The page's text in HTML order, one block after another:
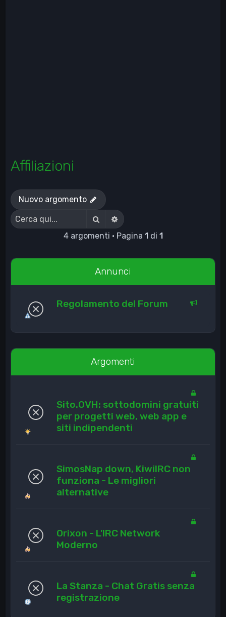
Affiliazioni
Nuovo argomento
Cerca
Ricerca avanzata
4 argomenti • Pagina 1 di 1
Annunci
Regolamento del Forum
Argomenti
Sito.OVH: sottodomini gratuiti
per progetti web, web app e
siti indipendenti
SimosNap down, KiwiIRC non
funziona - Le migliori
alternative
Orixon - L'IRC Network
Moderno
La Stanza - Chat Gratis senza
registrazione